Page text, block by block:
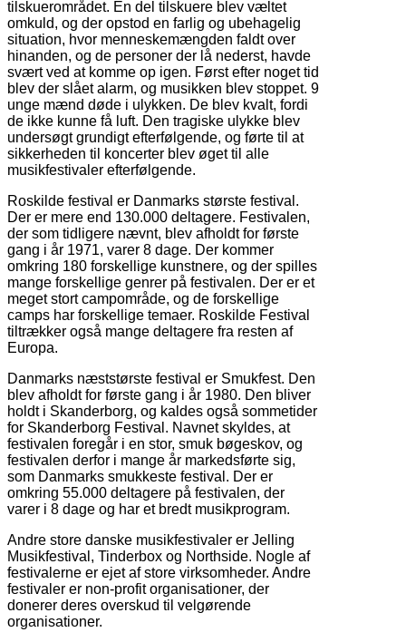
tilskuerområdet. En del tilskuere blev væltet
omkuld, og der opstod en farlig og ubehagelig
situation, hvor menneskemængden faldt over
hinanden, og de personer der lå nederst, havde
svært ved at komme op igen. Først efter noget tid
blev der slået alarm, og musikken blev stoppet. 9
unge mænd døde i ulykken. De blev kvalt, fordi
de ikke kunne få luft. Den tragiske ulykke blev
undersøgt grundigt efterfølgende, og førte til at
sikkerheden til koncerter blev øget til alle
musikfestivaler efterfølgende.
Roskilde festival er Danmarks største festival.
Der er mere end 130.000 deltagere. Festivalen,
der som tidligere nævnt, blev afholdt for første
gang i år 1971, varer 8 dage. Der kommer
omkring 180 forskellige kunstnere, og der spilles
mange forskellige genrer på festivalen. Der er et
meget stort campområde, og de forskellige
camps har forskellige temaer. Roskilde Festival
tiltrækker også mange deltagere fra resten af
Europa.
Danmarks næststørste festival er Smukfest. Den
blev afholdt for første gang i år 1980. Den bliver
holdt i Skanderborg, og kaldes også sommetider
for Skanderborg Festival. Navnet skyldes, at
festivalen foregår i en stor, smuk bøgeskov, og
festivalen derfor i mange år markedsførte sig,
som Danmarks smukkeste festival. Der er
omkring 55.000 deltagere på festivalen, der
varer i 8 dage og har et bredt musikprogram.
Andre store danske musikfestivaler er Jelling
Musikfestival, Tinderbox og Northside. Nogle af
festivalerne er ejet af store virksomheder. Andre
festivaler er non-profit organisationer, der
donerer deres overskud til velgørende
organisationer.